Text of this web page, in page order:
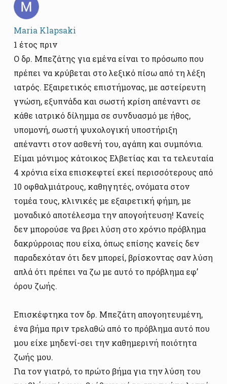
Maria Klapsaki
1 έτος πριν
Ο δρ. Μπεζάτης για εμένα είναι το πρόσωπο που
πρέπει να κρύβεται στο λεξικό πίσω από τη λέξη
ιατρός. Εξαιρετικός επιστήμονας, με αστείρευτη
γνώση, εξυπνάδα και σωστή κρίση απέναντι σε
κάθε ιατρικό δίλημμα σε συνδυασμό με ήθος,
υπομονή, σωστή ψυχολογική υποστήριξη
απέναντι στον ασθενή του, αγάπη και συμπόνια.
Είμαι μόνιμος κάτοικος Ελβετίας και τα τελευταία
4 χρόνια είχα επισκεφτεί εκεί περισσότερους από
10 οφθαλμιάτρους, καθηγητές, ονόματα στον
τομέα τους, κλινικές με εξαιρετική φήμη, με
μοναδικό αποτέλεσμα την απογοήτευση! Κανείς
δεν μπορούσε να βρει λύση στο χρόνιο πρόβλημα
δακρύρροιας που είχα, όπως επίσης κανείς δεν
παραδεχόταν ότι δεν μπορεί, βρίσκοντας σαν λύση
απλά ότι πρέπει να ζω με αυτό το πρόβλημα εφ’
όρου ζωής.
Επισκέφτηκα τον δρ. Μπεζάτη απογοητευμένη,
ένα βήμα πριν τρελαθώ από το πρόβλημα αυτό που
μου είχε μηδενί-σει την καθημερινή ποιότητα
ζωής μου.
Για τον γιατρό, το πρώτο βήμα για την λύση του